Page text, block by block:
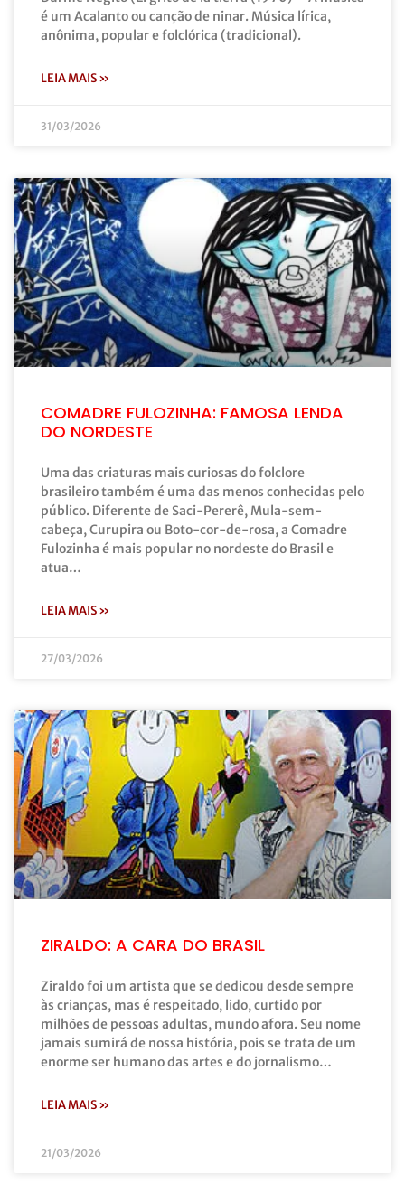
é um Acalanto ou canção de ninar. Música lírica,
anônima, popular e folclórica (tradicional).
LEIA MAIS »
31/03/2026
COMADRE FULOZINHA: FAMOSA LENDA
DO NORDESTE
Uma das criaturas mais curiosas do folclore
brasileiro também é uma das menos conhecidas pelo
público. Diferente de Saci-Pererê, Mula-sem-
cabeça, Curupira ou Boto-cor-de-rosa, a Comadre
Fulozinha é mais popular no nordeste do Brasil e
atua…
LEIA MAIS »
27/03/2026
ZIRALDO: A CARA DO BRASIL
Ziraldo foi um artista que se dedicou desde sempre
às crianças, mas é respeitado, lido, curtido por
milhões de pessoas adultas, mundo afora. Seu nome
jamais sumirá de nossa história, pois se trata de um
enorme ser humano das artes e do jornalismo…
LEIA MAIS »
21/03/2026